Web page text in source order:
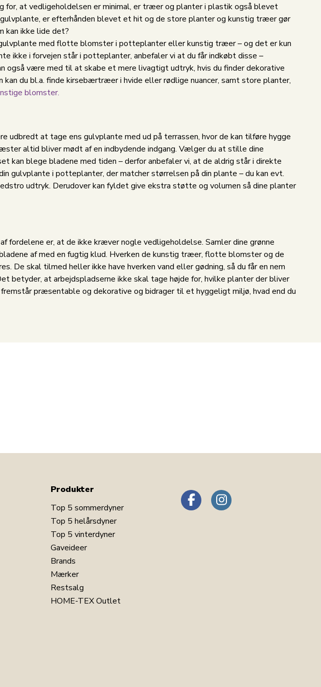
at vedligeholdelsen er minimal, er træer og planter i plastik også blevet
er efterhånden blevet et hit og de store planter og kunstig træer gør
kan ikke lide det?
med flotte blomster i potteplanter eller kunstig træer – og det er kun
ikke i forvejen står i potteplanter, anbefaler vi at du får indkøbt disse –
være med til at skabe et mere livagtigt udtryk, hvis du finder dekorative
du bl.a. finde kirsebærtræer i hvide eller rødlige nuancer, samt store planter,
blomster.
at tage ens gulvplante med ud på terrassen, hvor de kan tilføre hygge
altid bliver mødt af en indbydende indgang. Vælger du at stille dine
blege bladene med tiden – derfor anbefaler vi, at de aldrig står i direkte
gulvplante i potteplanter, der matcher størrelsen på din plante – du kan evt.
udtryk. Derudover kan fyldet give ekstra støtte og volumen så dine planter
er, at de ikke kræver nogle vedligeholdelse. Samler dine grønne
af med en fugtig klud. Hverken de kunstig træer, flotte blomster og de
De skal tilmed heller ikke have hverken vand eller gødning, så du får en nem
betyder, at arbejdspladserne ikke skal tage højde for, hvilke planter der bliver
præsentable og dekorative og bidrager til et hyggeligt miljø, hvad end du
Produkter
Top 5 sommerdyner
Top 5 helårsdyner
Top 5 vinterdyner
Gaveideer
Brands
Mærker
Restsalg
HOME-TEX Outlet